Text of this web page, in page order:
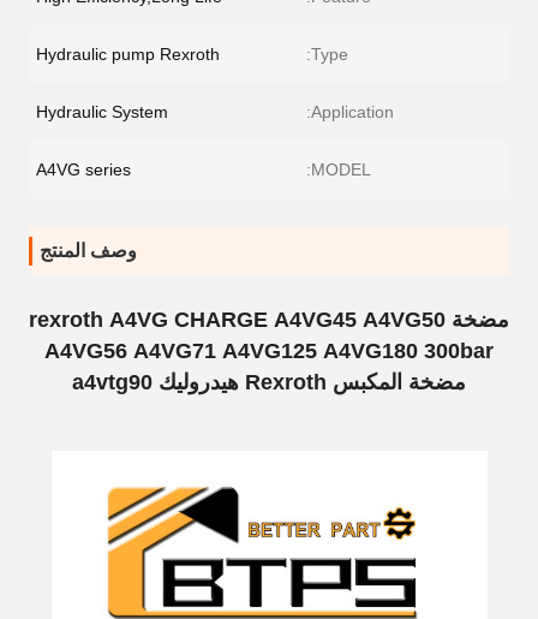
Type:
Hydraulic pump Rexroth
Application:
Hydraulic System
MODEL:
A4VG series
وصف المنتج
مضخة rexroth A4VG CHARGE A4VG45 A4VG50
A4VG56 A4VG71 A4VG125 A4VG180 300bar
مضخة المكبس Rexroth هيدروليك a4vtg90